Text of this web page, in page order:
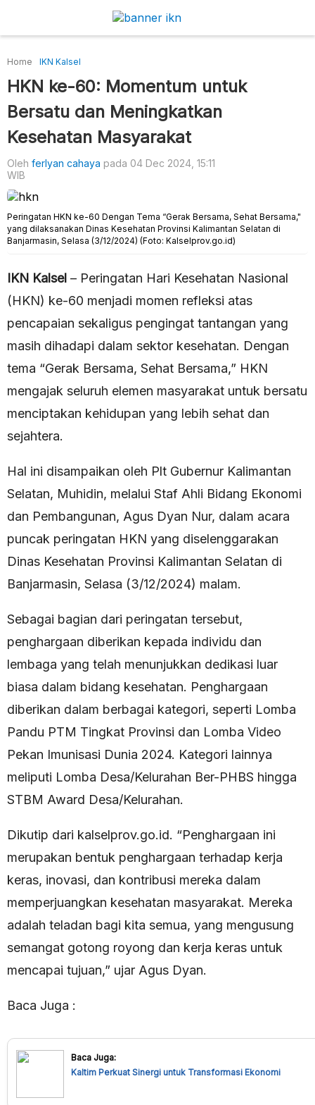
Home IKN Kalsel
HKN ke-60: Momentum untuk
Bersatu dan Meningkatkan
Kesehatan Masyarakat
Oleh ferlyan cahaya pada 04 Dec 2024, 15:11
WIB
Peringatan HKN ke-60 Dengan Tema “Gerak Bersama, Sehat Bersama,"
yang dilaksanakan Dinas Kesehatan Provinsi Kalimantan Selatan di
Banjarmasin, Selasa (3/12/2024) (Foto: Kalselprov.go.id)
IKN Kalsel – Peringatan Hari Kesehatan Nasional
(HKN) ke-60 menjadi momen refleksi atas
pencapaian sekaligus pengingat tantangan yang
masih dihadapi dalam sektor kesehatan. Dengan
tema “Gerak Bersama, Sehat Bersama,” HKN
mengajak seluruh elemen masyarakat untuk bersatu
menciptakan kehidupan yang lebih sehat dan
sejahtera.
Hal ini disampaikan oleh Plt Gubernur Kalimantan
Selatan, Muhidin, melalui Staf Ahli Bidang Ekonomi
dan Pembangunan, Agus Dyan Nur, dalam acara
puncak peringatan HKN yang diselenggarakan
Dinas Kesehatan Provinsi Kalimantan Selatan di
Banjarmasin, Selasa (3/12/2024) malam.
Sebagai bagian dari peringatan tersebut,
penghargaan diberikan kepada individu dan
lembaga yang telah menunjukkan dedikasi luar
biasa dalam bidang kesehatan. Penghargaan
diberikan dalam berbagai kategori, seperti Lomba
Pandu PTM Tingkat Provinsi dan Lomba Video
Pekan Imunisasi Dunia 2024. Kategori lainnya
meliputi Lomba Desa/Kelurahan Ber-PHBS hingga
STBM Award Desa/Kelurahan.
Dikutip dari kalselprov.go.id. “Penghargaan ini
merupakan bentuk penghargaan terhadap kerja
keras, inovasi, dan kontribusi mereka dalam
memperjuangkan kesehatan masyarakat. Mereka
adalah teladan bagi kita semua, yang mengusung
semangat gotong royong dan kerja keras untuk
mencapai tujuan,” ujar Agus Dyan.
Baca Juga :
Baca Juga:
Kaltim Perkuat Sinergi untuk Transformasi Ekonomi